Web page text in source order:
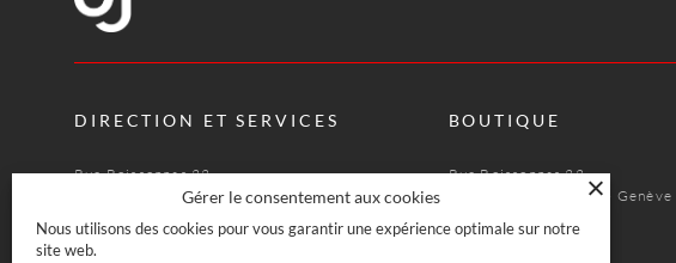
DIRECTION ET SERVICES
Rue Boissonnas 22
CH-1227 Les Acacias · Genève
info@bj-officecoffee.ch
BOUTIQUE
Rue Boissonnas 22
CH-1227 Les Acacias · Genève
Gérer le consentement aux cookies
Nous utilisons des cookies pour vous garantir une expérience optimale sur notre
site web.